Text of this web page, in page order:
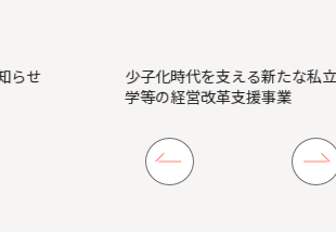
る新たな私立大
2026オープンキャンパス